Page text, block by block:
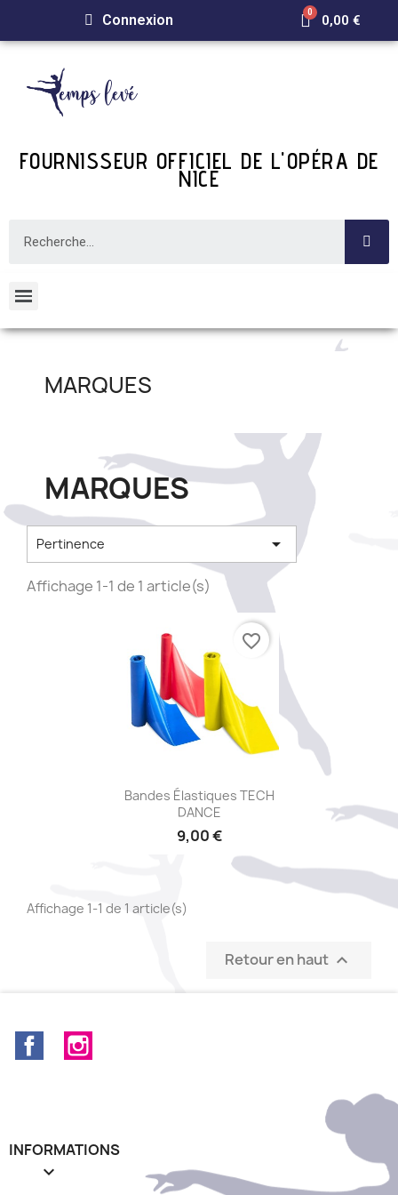
Connexion 0,00 €
FOURNISSEUR OFFICIEL DE L'OPÉRA DE
NICE
MARQUES
MARQUES
Pertinence 
Affichage 1-1 de 1 article(s)
Aperçu rapide
Bandes Élastiques TECH
DANCE
9,00 €
favorite_border
Affichage 1-1 de 1 article(s)
Retour en haut 
Facebook
INFORMATIONS
